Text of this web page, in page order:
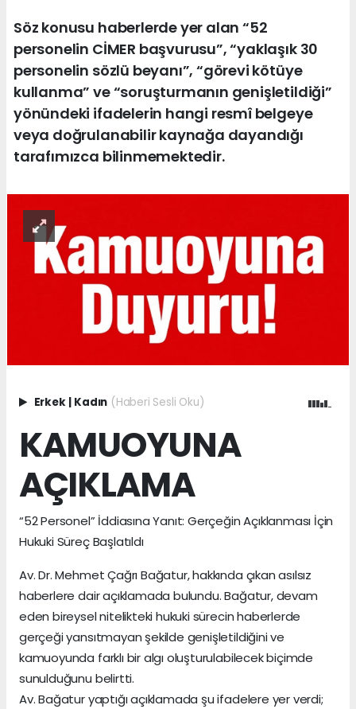
Söz konusu haberlerde yer alan “52
personelin CİMER başvurusu”, “yaklaşık 30
personelin sözlü beyanı”, “görevi kötüye
kullanma” ve “soruşturmanın genişletildiği”
yönündeki ifadelerin hangi resmî belgeye
veya doğrulanabilir kaynağa dayandığı
tarafımızca bilinmemektedir.
Erkek Kadın (Haberi Sesli Oku)
KAMUOYUNA
AÇIKLAMA
“52 Personel” İddiasına Yanıt: Gerçeğin Açıklanması İçin
Hukuki Süreç Başlatıldı
Av. Dr. Mehmet Çağrı Bağatur, hakkında çıkan asılsız
haberlere dair açıklamada bulundu. Bağatur, devam
eden bireysel nitelikteki hukuki sürecin haberlerde
gerçeği yansıtmayan şekilde genişletildiğini ve
kamuoyunda farklı bir algı oluşturulabilecek biçimde
sunulduğunu belirtti.
Av. Bağatur yaptığı açıklamada şu ifadelere yer verdi;